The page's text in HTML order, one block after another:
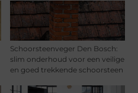
Schoorsteenveger Den Bosch:
slim onderhoud voor een veilige
en goed trekkende schoorsteen